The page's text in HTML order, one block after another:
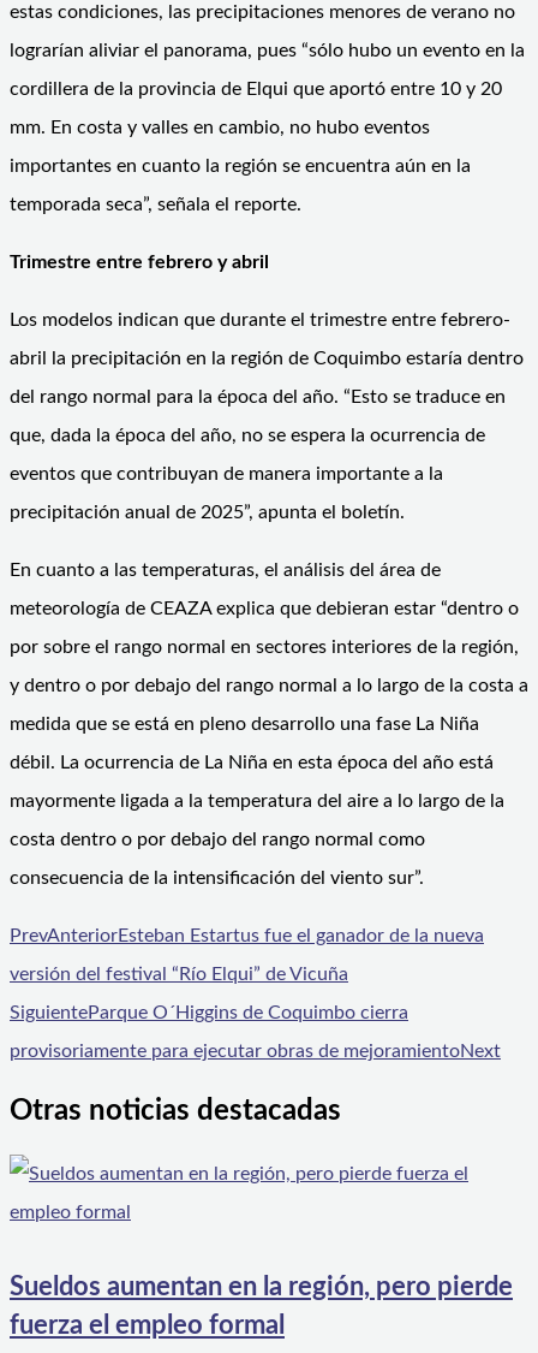
estas condiciones, las precipitaciones menores de verano no
lograrían aliviar el panorama, pues “sólo hubo un evento en la
cordillera de la provincia de Elqui que aportó entre 10 y 20
mm. En costa y valles en cambio, no hubo eventos
importantes en cuanto la región se encuentra aún en la
temporada seca”, señala el reporte.
Trimestre entre febrero y abril
Los modelos indican que durante el trimestre entre febrero-
abril la precipitación en la región de Coquimbo estaría dentro
del rango normal para la época del año. “Esto se traduce en
que, dada la época del año, no se espera la ocurrencia de
eventos que contribuyan de manera importante a la
precipitación anual de 2025”, apunta el boletín.
En cuanto a las temperaturas, el análisis del área de
meteorología de CEAZA explica que debieran estar “dentro o
por sobre el rango normal en sectores interiores de la región,
y dentro o por debajo del rango normal a lo largo de la costa a
medida que se está en pleno desarrollo una fase La Niña
débil. La ocurrencia de La Niña en esta época del año está
mayormente ligada a la temperatura del aire a lo largo de la
costa dentro o por debajo del rango normal como
consecuencia de la intensificación del viento sur”.
PrevAnteriorEsteban Estartus fue el ganador de la nueva
versión del festival “Río Elqui” de Vicuña
SiguienteParque O´Higgins de Coquimbo cierra
provisoriamente para ejecutar obras de mejoramientoNext
Otras noticias destacadas
Sueldos aumentan en la región, pero pierde
fuerza el empleo formal